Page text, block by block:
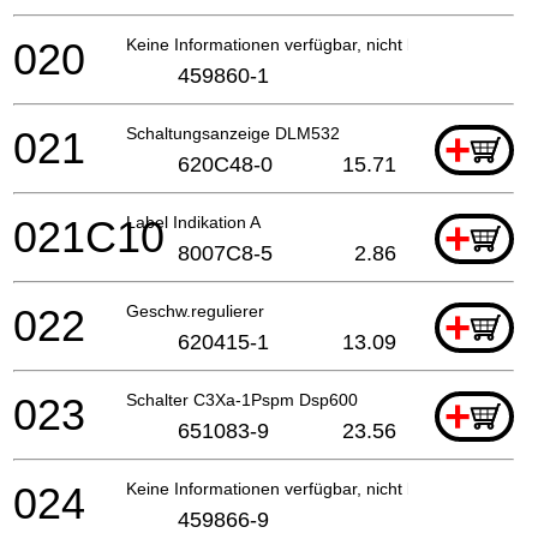
Keine Informationen verfügbar, nicht bestellbar
020 459860-1
Schaltungsanzeige DLM532 +
021 620C48-0 15.71
Label Indikation A +
021C10 8007C8-5 2.86
Geschw.regulierer +
022 620415-1 13.09
Schalter C3Xa-1Pspm Dsp600 +
023 651083-9 23.56
Keine Informationen verfügbar, nicht bestellbar
024 459866-9